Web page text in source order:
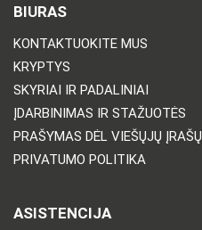
BIURAS
KONTAKTUOKITE MUS
KRYPTYS
SKYRIAI IR PADALINIAI
ĮDARBINIMAS IR STAŽUOTĖS
PRAŠYMAS DĖL VIEŠŲJŲ ĮRAŠŲ
PRIVATUMO POLITIKA
ASISTENCIJA